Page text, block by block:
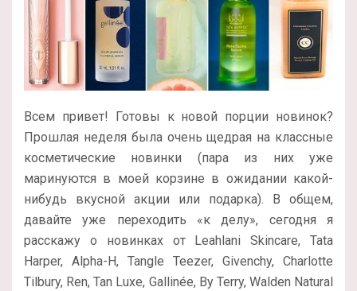
Всем привет! Готовы к новой порции новинок?
Прошлая неделя была очень щедрая на классные
косметические новинки (пара из них уже
маринуются в моей корзине в ожидании какой-
нибудь вкусной акции или подарка). В общем,
давайте уже переходить «к делу», сегодня я
расскажу о новинках от Leahlani Skincare, Tata
Harper, Alpha-H, Tangle Teezer, Givenchy, Charlotte
Tilbury, Ren, Tan Luxe, Gallinée, By Terry, Walden Natural